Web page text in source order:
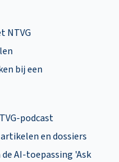
NTVG
bij een
podcast
en dossiers
AI-toepassing 'Ask